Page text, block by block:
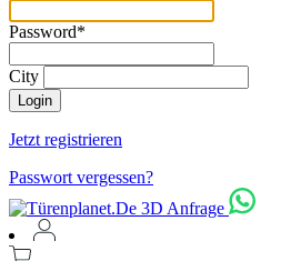
Password*
City
Login
Jetzt registrieren
Passwort vergessen?
3D Anfrage